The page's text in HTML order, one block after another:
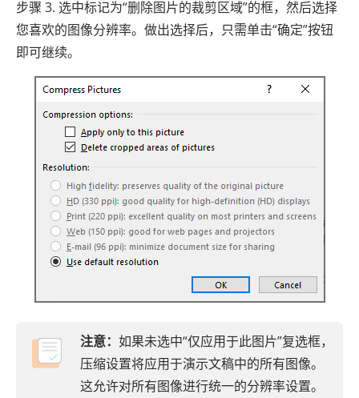
步骤 3. 选中标记为“删除图片的裁剪区域”的框，然后选择
您喜欢的图像分辨率。做出选择后，只需单击“确定”按钮
即可继续。
注意： 如果未选中“仅应用于此图片”复选框，
压缩设置将应用于演示文稿中的所有图像。
这允许对所有图像进行统一的分辨率设置。